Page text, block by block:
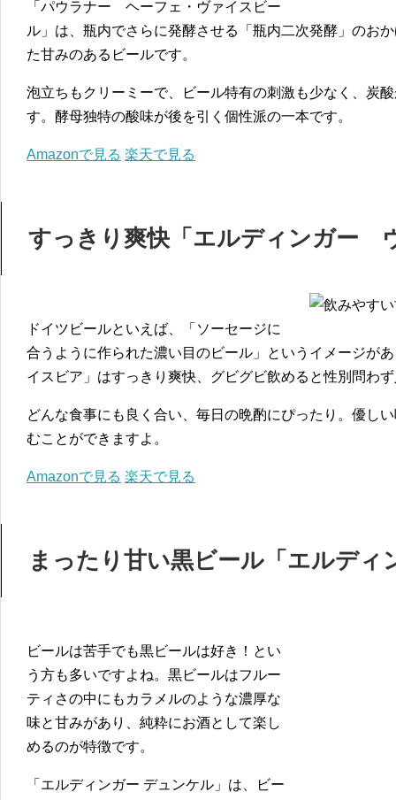
「パウラナー ヘーフェ・ヴァイスビー
ル」は、瓶内でさらに発酵させる「瓶内二次発酵」のお
た甘みのあるビールです。
泡立ちもクリーミーで、ビール特有の刺激も少なく、炭
す。酵母独特の酸味が後を引く個性派の一本です。
Amazonで見る 楽天で見る
すっきり爽快「エルディンガー
ドイツビールといえば、「ソーセージに
合うように作られた濃い目のビール」というイメージが
イスビア」はすっきり爽快、グビグビ飲めると性別問わ
どんな食事にも良く合い、毎日の晩酌にぴったり。優し
むことができますよ。
Amazonで見る 楽天で見る
まったり甘い黒ビール「エルデ
ビールは苦手でも黒ビールは好き！とい
う方も多いですよね。黒ビールはフルー
ティさの中にもカラメルのような濃厚な
味と甘みがあり、純粋にお酒として楽し
めるのが特徴です。
「エルディンガー デュンケル」は、ビー